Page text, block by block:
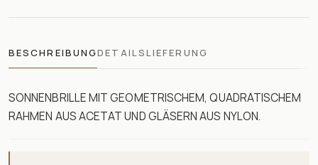
BESCHREIBUNGDETAILSLIEFERUNG
SONNENBRILLE MIT GEOMETRISCHEM, QUADRATISCHEM
RAHMEN AUS ACETAT UND GLÄSERN AUS NYLON.